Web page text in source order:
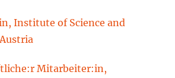
Institute of Science and
Mitarbeiter:in,